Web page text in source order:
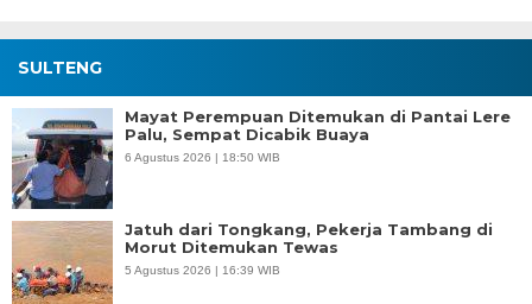
SULTENG
Mayat Perempuan Ditemukan di Pantai Lere
Palu, Sempat Dicabik Buaya
6 Agustus 2026 | 18:50 WIB
Jatuh dari Tongkang, Pekerja Tambang di
Morut Ditemukan Tewas
5 Agustus 2026 | 16:39 WIB